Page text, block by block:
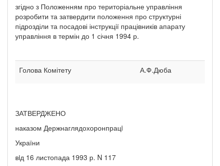
згідно з Положенням про територіальне управління
розробити та затвердити положення про структурні
підрозділи та посадові інструкції працівників апарату
управління в термін до 1 січня 1994 р.
Голова Комітету А.Ф.Дюба
ЗАТВЕРДЖЕНО
наказом Держнаглядохоронпрацi
України
вiд 16 листопада 1993 р. N 117